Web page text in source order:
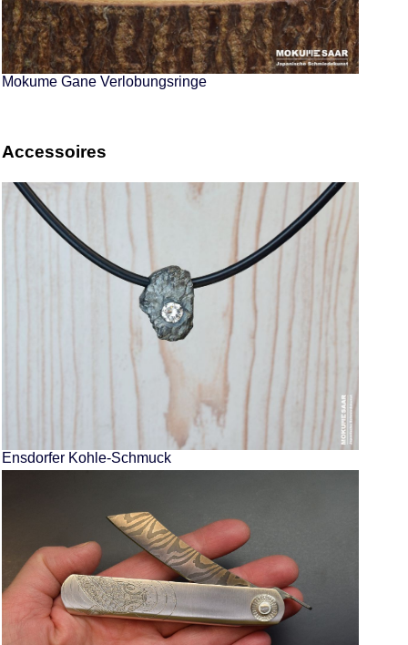
Mokume Gane Verlobungsringe
Accessoires
Ensdorfer Kohle-Schmuck